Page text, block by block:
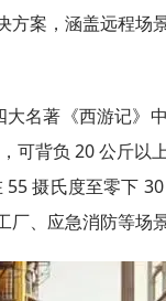
案，涵盖远程场
名著《西游记》
可背负 20 公斤以
摄氏度至零下
、应急消防等场景